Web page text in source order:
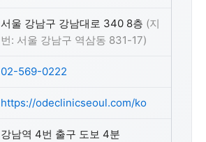
서울 강남구 강남대로 340 8층 (지
번: 서울 강남구 역삼동 831-17)
02-569-0222
https://odeclinicseoul.com/ko
강남역 4번 출구 도보 4분